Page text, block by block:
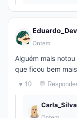
Eduardo_Dev
Ontem
Alguém mais
que ficou bem
♥ 10 💬 Responder
Carla_Silva